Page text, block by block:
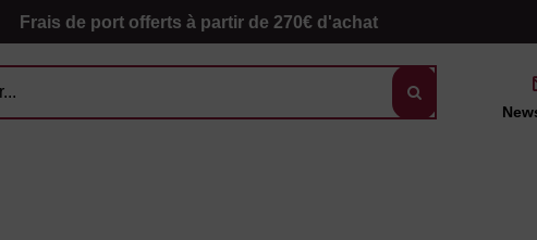
Frais de port offerts à partir de 270€ d'achat